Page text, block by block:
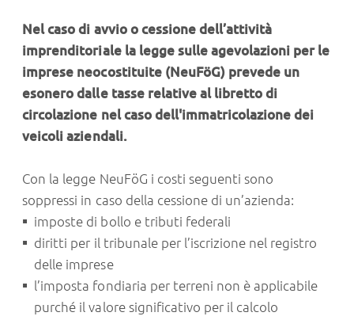
Nel caso di avvio o cessione dell’attività
imprenditoriale la legge sulle agevolazioni per le
imprese neocostituite (NeuFöG) prevede un
esonero dalle tasse relative al libretto di
circolazione nel caso dell'immatricolazione dei
veicoli aziendali.
Con la legge NeuFöG i costi seguenti sono
soppressi in caso della cessione di un’azienda:
imposte di bollo e tributi federali
diritti per il tribunale per l’iscrizione nel registro
delle imprese
l’imposta fondiaria per terreni non è applicabile
purché il valore significativo per il calcolo